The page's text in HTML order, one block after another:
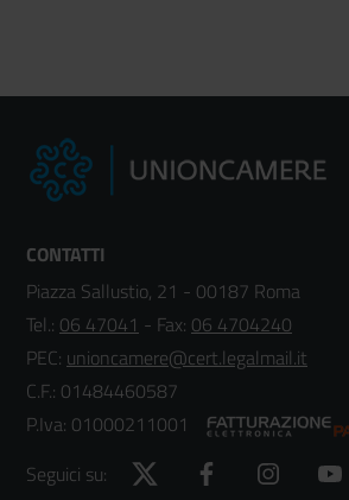
CONTATTI
Piazza Sallustio, 21 - 00187 Roma
Tel.: 06 47041 - Fax: 06 4704240
PEC: unioncamere@cert.legalmail.it
C.F.: 01484460587
P.Iva: 01000211001
Seguici su:
Twitter Facebook Instagram